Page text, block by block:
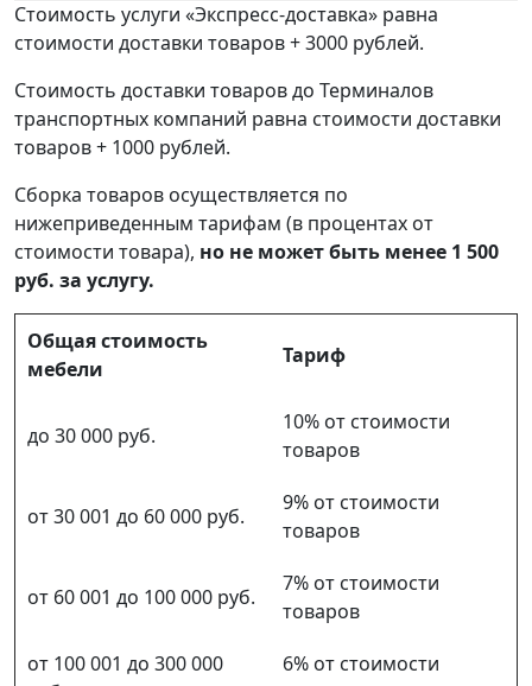
Стоимость услуги «Экспресс-доставка» равна
стоимости доставки товаров + 3000 рублей.
Стоимость доставки товаров до Терминалов
транспортных компаний равна стоимости доставки
товаров + 1000 рублей.
Сборка товаров осуществляется по
нижеприведенным тарифам (в процентах от
стоимости товара), но не может быть менее 1 500
руб. за услугу.
Общая стоимость
мебели
Тариф
до 30 000 руб.
10% от стоимости
товаров
от 30 001 до 60 000 руб.
9% от стоимости
товаров
от 60 001 до 100 000 руб.
7% от стоимости
товаров
от 100 001 до 300 000
6% от стоимости